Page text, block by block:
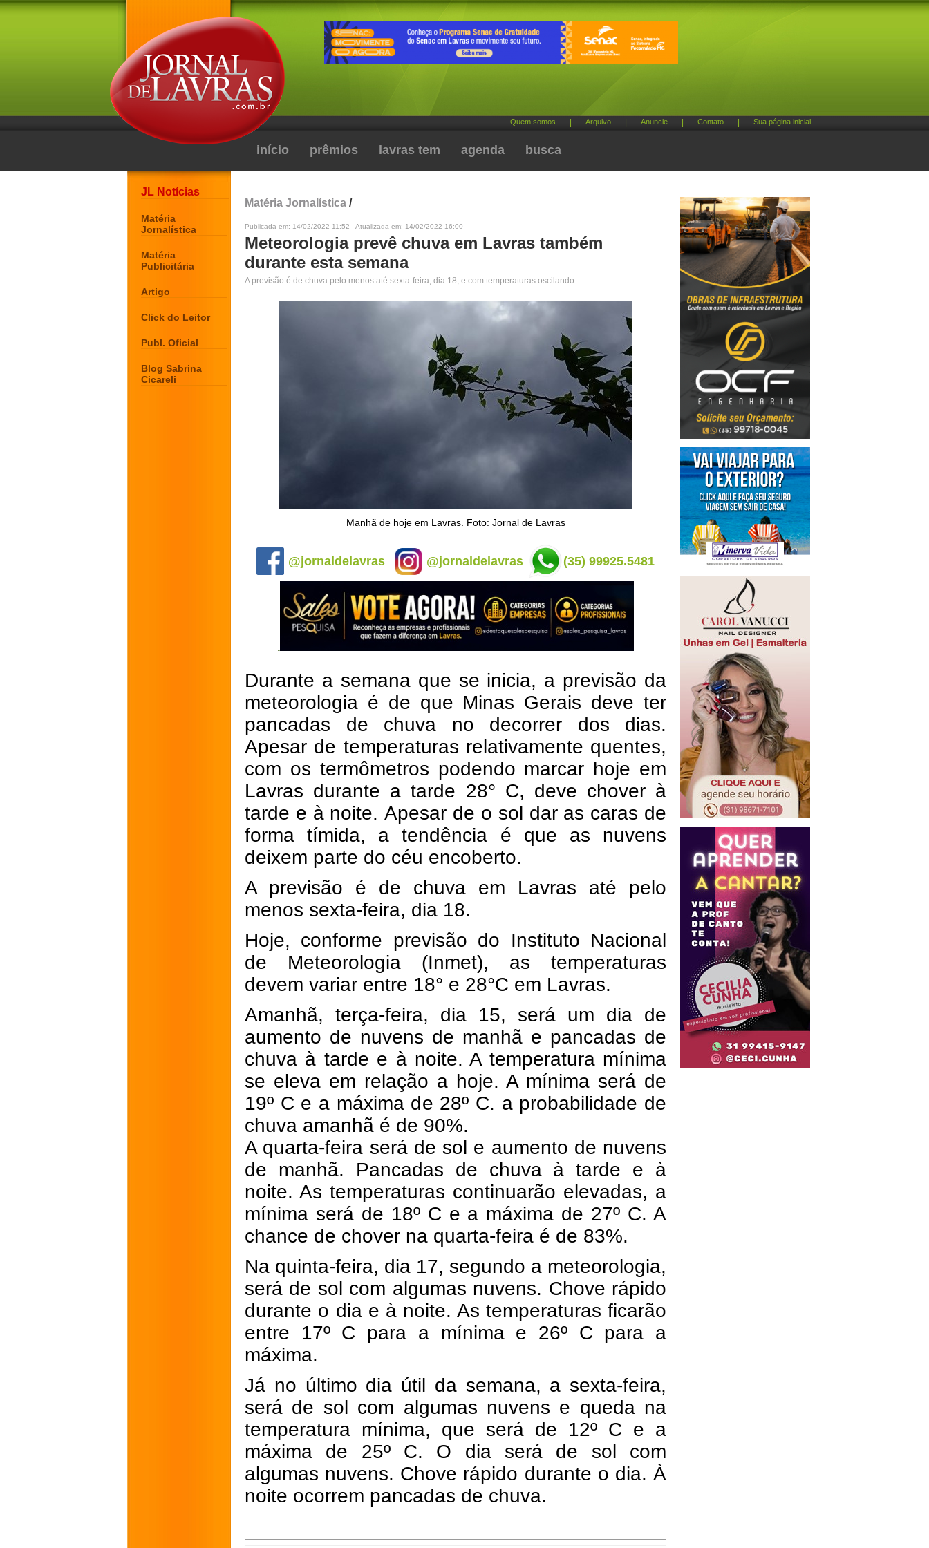
Quem somos Arquivo Anuncie Contato Sua página inicial
início prêmios lavras tem agenda busca
JL Notícias
Matéria
Jornalística
Matéria
Publicitária
Artigo
Click do Leitor
Publ. Oficial
Blog Sabrina
Cicareli
Matéria Jornalística /
Publicada em: 14/02/2022 11:52 - Atualizada em: 14/02/2022 16:00
Meteorologia prevê chuva em Lavras também
durante esta semana
A previsão é de chuva pelo menos até sexta-feira, dia 18, e com temperaturas oscilando
Manhã de hoje em Lavras. Foto: Jornal de Lavras
@jornaldelavras @jornaldelavras (35) 99925.5481
Durante a semana que se inicia, a previsão da
meteorologia é de que Minas Gerais deve ter
pancadas de chuva no decorrer dos dias.
Apesar de temperaturas relativamente quentes,
com os termômetros podendo marcar hoje em
Lavras durante a tarde 28° C, deve chover à
tarde e à noite.Apesar de o sol dar as caras de
forma tímida, a tendência é que as nuvens
deixem parte do céu encoberto.
A previsão é de chuva em Lavras até pelo
menos sexta-feira, dia 18.
Hoje, conforme previsão do Instituto Nacional
de Meteorologia (Inmet), as temperaturas
devem variar entre 18° e 28°C em Lavras.
Amanhã, terça-feira, dia 15, será um dia de
aumento de nuvens de manhã e pancadas de
chuva à tarde e à noite. A temperatura mínima
se eleva em relação a hoje. A mínima será de
19º C e a máxima de 28º C. a probabilidade de
chuva amanhã é de 90%.
A quarta-feira será de sol e aumento de nuvens
de manhã. Pancadas de chuva à tarde e à
noite. As temperaturas continuarão elevadas, a
mínima será de 18º C e a máxima de 27º C. A
chance de chover na quarta-feira é de 83%.
Na quinta-feira, dia 17, segundo a meteorologia,
será de sol com algumas nuvens. Chove rápido
durante o dia e à noite. As temperaturas ficarão
entre 17º C para a mínima e 26º C para a
máxima.
Já no último dia útil da semana, a sexta-feira,
será de sol com algumas nuvens e queda na
temperatura mínima, que será de 12º C e a
máxima de 25º C. O dia será de sol com
algumas nuvens. Chove rápido durante o dia. À
noite ocorrem pancadas de chuva.